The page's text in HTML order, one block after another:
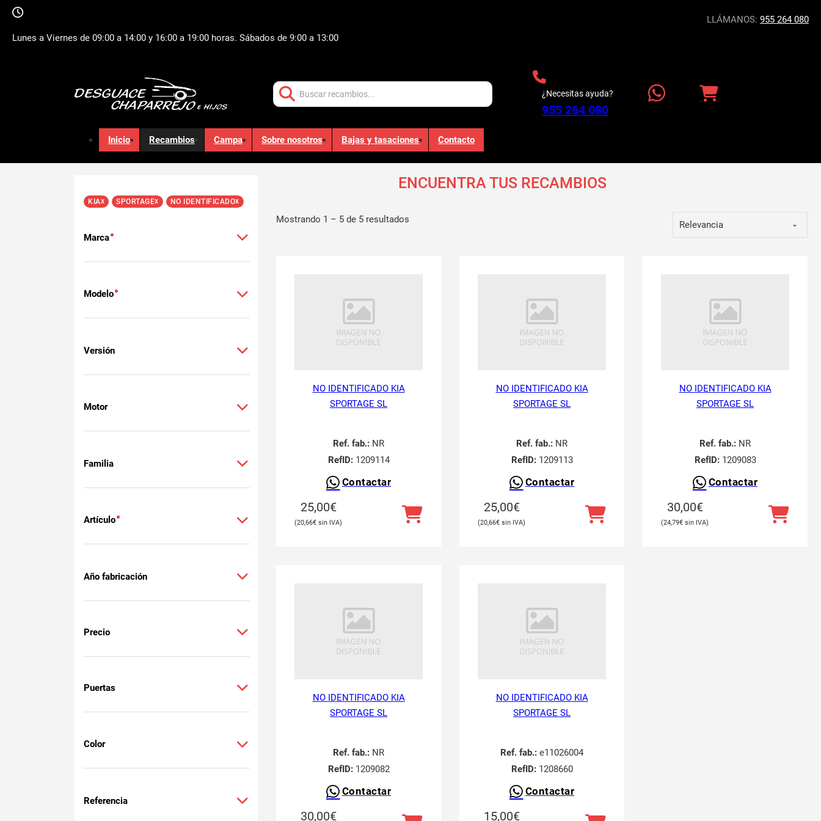
Lunes a Viernes de 09:00 a 14:00 y 16:00 a 19:00 horas. Sábados de 9:00 a 13:00
LLÁMANOS: 955 264 080
¿Necesitas ayuda?
955 264 080
Inicio Recambios Campa Sobre nosotros Bajas y tasaciones Contacto
ENCUENTRA TUS RECAMBIOS
KIAx SPORTAGEx NO IDENTIFICADOx
Marca
Modelo
Versión
Motor
Familia
Artículo
Año fabricación
Precio
Puertas
Color
Referencia
Mostrando 1 – 5 de 5 resultados
NO IDENTIFICADO KIA
SPORTAGE SL
Ref. fab.: NR
RefID:1209114
Contactar
25,00€
20,66€
NO IDENTIFICADO KIA
SPORTAGE SL
Ref. fab.: NR
RefID:1209113
Contactar
25,00€
20,66€
NO IDENTIFICADO KIA
SPORTAGE SL
Ref. fab.: NR
RefID:1209083
Contactar
30,00€
24,79€
NO IDENTIFICADO KIA
SPORTAGE SL
Ref. fab.: NR
RefID:1209082
Contactar
30,00€
NO IDENTIFICADO KIA
SPORTAGE SL
Ref. fab.: e11026004
RefID:1208660
Contactar
15,00€